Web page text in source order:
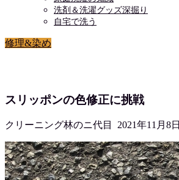
洗剤＆洗濯グッズ深掘り
自宅で洗う
修理&染め
スリッポンの色修正に挑戦
クリーニング林のニ代目 2021年11月8日